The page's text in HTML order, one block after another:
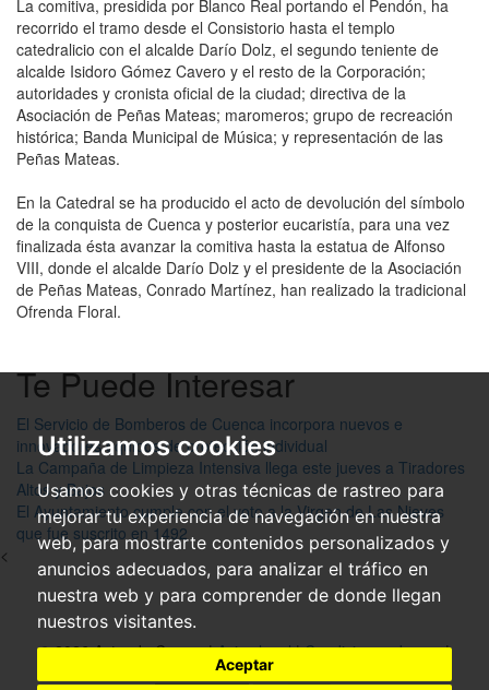
Utilizamos cookies
Usamos cookies y otras técnicas de rastreo para
mejorar tu experiencia de navegación en nuestra
web, para mostrarte contenidos personalizados y
anuncios adecuados, para analizar el tráfico en
nuestra web y para comprender de donde llegan
nuestros visitantes.
Aceptar
La comitiva, presidida por Blanco Real portando el Pendón, ha
recorrido el tramo desde el Consistorio hasta el templo
catedralicio con el alcalde Darío Dolz, el segundo teniente de
alcalde Isidoro Gómez Cavero y el resto de la Corporación;
autoridades y cronista oficial de la ciudad; directiva de la
Asociación de Peñas Mateas; maromeros; grupo de recreación
histórica; Banda Municipal de Música; y representación de las
Peñas Mateas.
En la Catedral se ha producido el acto de devolución del símbolo
de la conquista de Cuenca y posterior eucaristía, para una vez
finalizada ésta avanzar la comitiva hasta la estatua de Alfonso
VIII, donde el alcalde Darío Dolz y el presidente de la Asociación
de Peñas Mateas, Conrado Martínez, han realizado la tradicional
Ofrenda Floral.
Te Puede Interesar
El Servicio de Bomberos de Cuenca incorpora nuevos e
innovadores equipos de protección individual
La Campaña de Limpieza Intensiva llega este jueves a Tiradores
Altos y Bajos
El Ayuntamiento cumple con el voto a la Virgen de Las Nieves
que fue suscrito en 1492
<
© 2026 Ayto. de Cuenca|Aviso legal|Condiciones de uso|
Accesibilidad